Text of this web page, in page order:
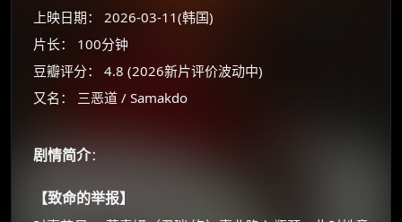
上映日期： 2026-03-11(韩国)
片长： 100分钟
豆瓣评分： 4.8 (2026新片评价波动中)
又名： 三恶道 / Samakdo
剧情简介：
【致命的举报】